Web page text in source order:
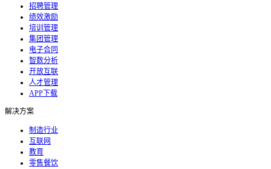
招聘管理
绩效激励
培训管理
集团管理
电子合同
智数分析
开放互联
人才管理
APP下载
解决方案
制造行业
互联网
教育
零售餐饮